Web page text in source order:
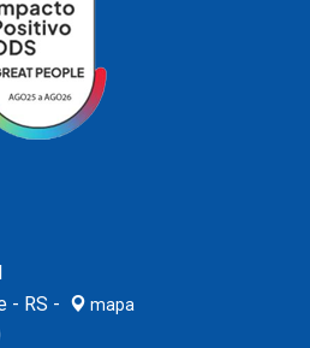
- RS -
mapa